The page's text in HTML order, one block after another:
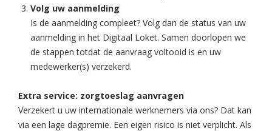
Volg uw aanmelding
Is de aanmelding compleet? Volg dan de status van uw
aanmelding in het Digitaal Loket. Samen doorlopen we
de stappen totdat de aanvraag voltooid is en uw
medewerker(s) verzekerd.
Extra service: zorgtoeslag aanvragen
Verzekert u uw internationale werknemers via ons? Dat kan
via een lage dagpremie. Een eigen risico is niet verplicht. Als